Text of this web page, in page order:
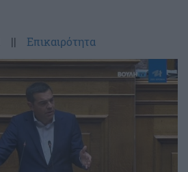
|| Επικαιρότητα